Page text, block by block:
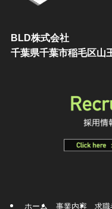
BLD株式会社
千葉県千葉市稲毛区山
ホーム 事業内容 求職